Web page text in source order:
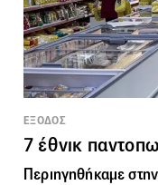
ΕΞΟΔΟΣ
7 έθνικ
Περιηγηθήκαμε